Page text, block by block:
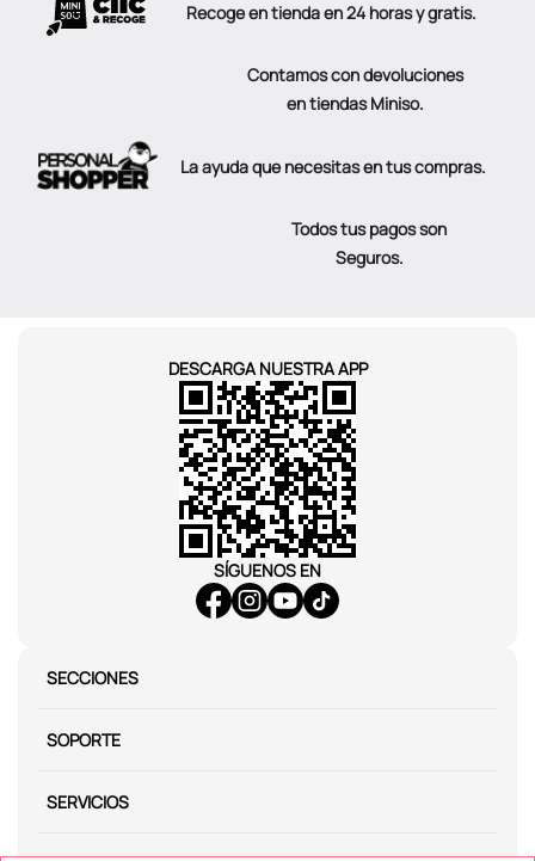
Recoge en tienda en 24 horas y gratis.
Contamos con devoluciones
en tiendas Miniso.
La ayuda que necesitas en tus compras.
Todos tus pagos son
Seguros.
DESCARGA NUESTRA APP
SÍGUENOS EN
SECCIONES
SOPORTE
SERVICIOS